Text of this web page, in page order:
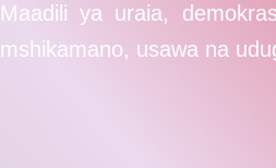
Maadili ya uraia,
mshikamano, usawa na